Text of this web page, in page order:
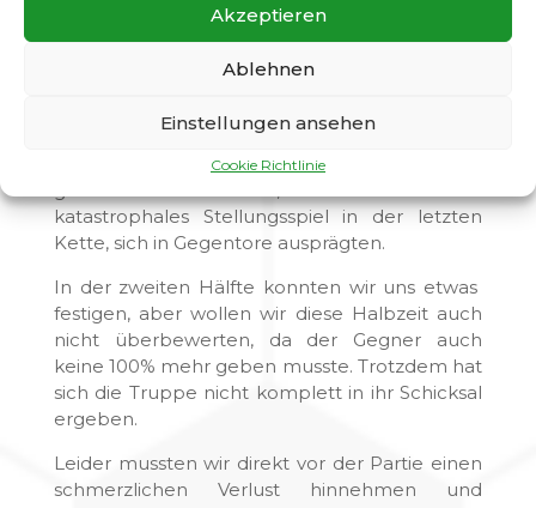
Akzeptieren
Ablehnen
Einstellungen ansehen
Cookie Richtlinie
theoretische Nichts, wenn es die Mannschaft
nicht versteht, die Vorgaben umzusetzen.
reichten leider schon aus, uns vor unlösbaren
Aufgaben zu stellen. Im Mittelfeld wurden die
Bälle zu lange gehalten, daraus resultierten
katastrophales Stellungsspiel in der letzten
Kette, sich in Gegentore ausprägten.
In der zweiten Hälfte konnten wir uns etwas
festigen, aber wollen wir diese Halbzeit auch
nicht überbewerten, da der Gegner auch
keine 100% mehr geben musste. Trotzdem hat
sich die Truppe nicht komplett in ihr Schicksal
ergeben.
Leider mussten wir direkt vor der Partie einen
schmerzlichen Verlust hinnehmen und